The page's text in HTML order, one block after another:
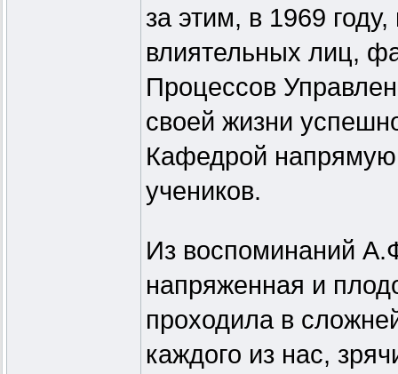
за этим, в 1969
влиятельных лиц,
Процессов
своей жизни
Кафедрой
учеников.
Из воспоминаний
напряженная и
проходила в
каждого из нас,